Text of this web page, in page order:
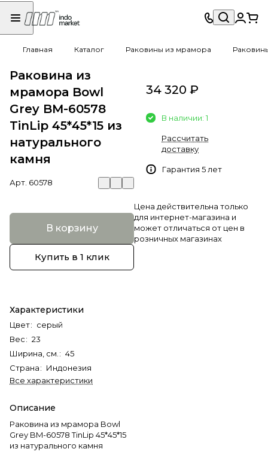
Главная Каталог Раковины из мрамора
Раковина из
мрамора Bowl
Grey BM-60578
TinLip 45*45*15 из
натурального
камня
Арт. 60578
В корзину
Купить в 1 клик
Характеристики
Цвет: серый
Вес: 23
Ширина, см. : 45
Страна: Индонезия
Все характеристики
Описание
Раковина из мрамора Bowl
Grey BM-60578 TinLip 45*45*15
из натурального камня
34 320 ₽
В наличии: 1
Рассчитать
доставку
Гарантия 5 лет
Цена действительна только
для интернет-магазина и
может отличаться от цен в
розничных магазинах